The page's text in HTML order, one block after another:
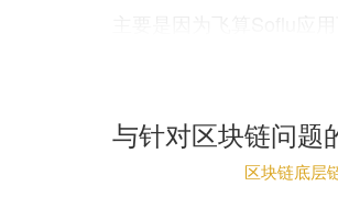
程生命周期中的151个
超10倍，做到“十人可抵
此外，自动测试平台可
测试全流程。
依照现在数字社会的发
与针对区块链问题
区块链底层